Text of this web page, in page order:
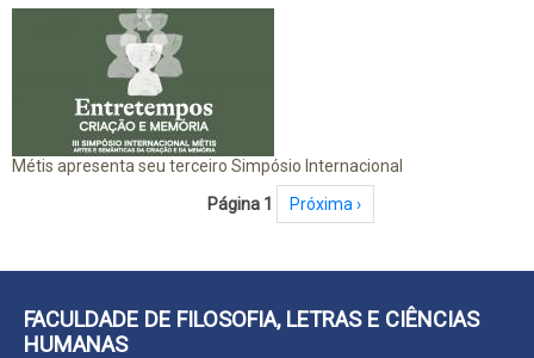
Métis apresenta seu terceiro Simpósio Internacional
Página 1 Próxima página
Próxima ›
FACULDADE DE FILOSOFIA, LETRAS E CIÊNCIAS
HUMANAS